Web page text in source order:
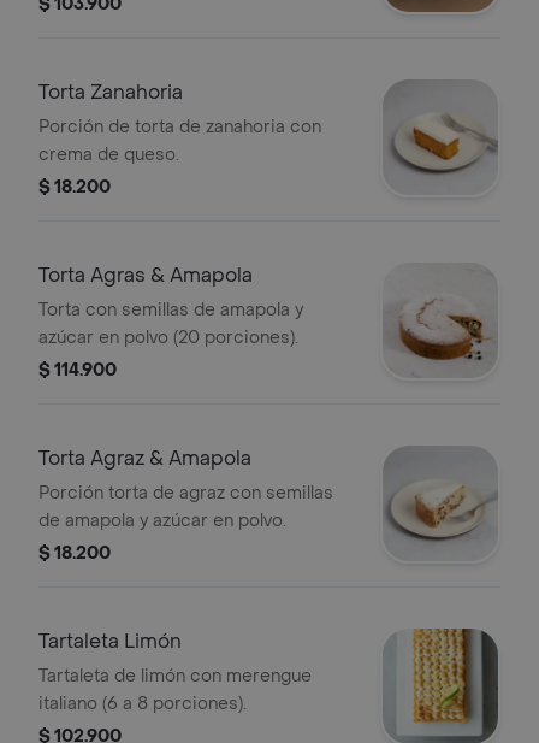
Torta Zanahoria
Porción de torta de zanahoria con
crema de queso.
$ 18.200
Torta Agras & Amapola
Torta con semillas de amapola y
azúcar en polvo (20 porciones).
$ 114.900
Torta Agraz & Amapola
Porción torta de agraz con semillas
de amapola y azúcar en polvo.
$ 18.200
Tartaleta Limón
Tartaleta de limón con merengue
italiano (6 a 8 porciones).
$ 102.900